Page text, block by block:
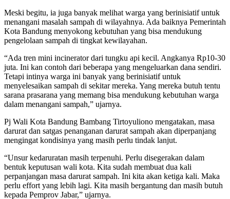
Meski begitu, ia juga banyak melihat warga yang berinisiatif untuk
menangani masalah sampah di wilayahnya. Ada baiknya Pemerintah
Kota Bandung menyokong kebutuhan yang bisa mendukung
pengelolaan sampah di tingkat kewilayahan.
“Ada tren mini incinerator dari tungku api kecil. Angkanya Rp10-30
juta. Ini kan contoh dari beberapa yang mengeluarkan dana sendiri.
Tetapi intinya warga ini banyak yang berinisiatif untuk
menyelesaikan sampah di sekitar mereka. Yang mereka butuh tentu
sarana prasarana yang memang bisa mendukung kebutuhan warga
dalam menangani sampah,” ujarnya.
Pj Wali Kota Bandung Bambang Tirtoyuliono mengatakan, masa
darurat dan satgas penanganan darurat sampah akan diperpanjang
mengingat kondisinya yang masih perlu tindak lanjut.
“Unsur kedaruratan masih terpenuhi. Perlu disegerakan dalam
bentuk keputusan wali kota. Kita sudah membuat dua kali
perpanjangan masa darurat sampah. Ini kita akan ketiga kali. Maka
perlu effort yang lebih lagi. Kita masih bergantung dan masih butuh
kepada Pemprov Jabar,” ujarnya.